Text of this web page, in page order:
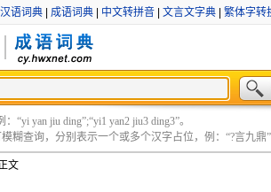
汉语词典 成语词典 中文转拼音 文言文字典 繁体字转
“yi yan jiu ding”;“yi1 yan2 jiu3 ding3”。
糊查询，分别表示一个或多个汉字占位，例：“?言九鼎”
文